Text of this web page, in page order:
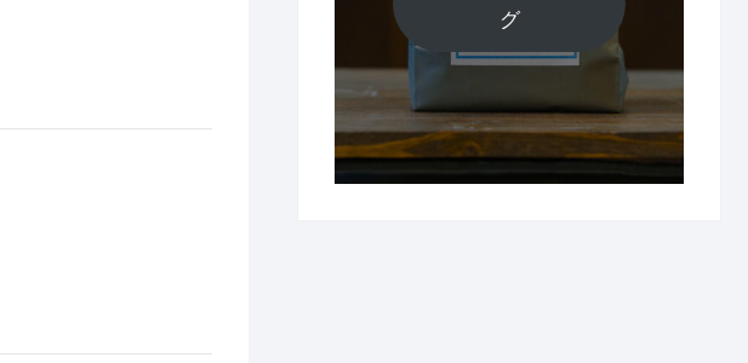
¥1,840
グ